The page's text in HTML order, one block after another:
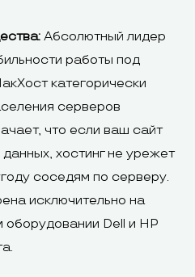
Абсолютный лидер
работы под
категорически
серверов
что если ваш сайт
хостинг не урежет
соседям по серверу.
исключительно на
Dell и HP